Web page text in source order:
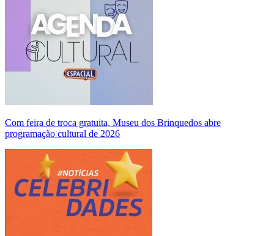
Com feira de troca gratuita, Museu dos Brinquedos abre
programação cultural de 2026